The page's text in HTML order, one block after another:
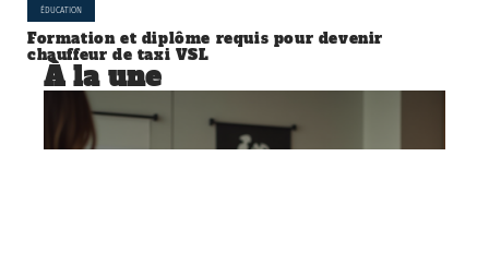
ÉDUCATION
Formation et diplôme requis pour devenir
chauffeur de taxi VSL
À la une